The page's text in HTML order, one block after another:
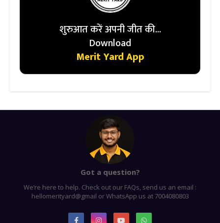
शुरुआत करें अपनी जीत की...
Download
Merit Yard App
Got a question?
We’re here to help. Check out our FAQs, send us an email :
hellomerityard@gmail or WhatsApp us at 7004080803